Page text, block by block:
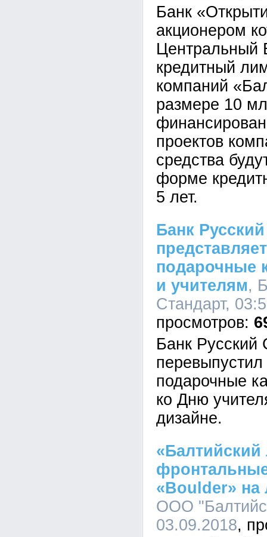
Банк
акционером
Центральный
кредитный
компаний
размере 10
проектов
средства
форме
5 лет.
Банк
подарочные
и учителям,
Стандарт,
Банк Русский
перевыпустил
подарочные
ко Дню
дизайне.
«Балтийский
«Boulder» на
ООО
03.09.2018